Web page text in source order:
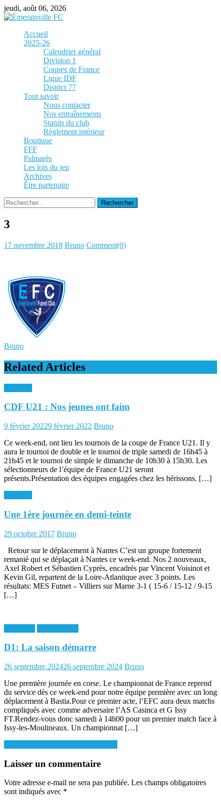
Skip
to
jeudi, août 06, 2026
Accueil
2025-26
Calendrier général
Division 1
Coupes de France
Ligue IDF
District 77
Tout savoir
Nous contacter
Nos entraînements
Statuts du club
Règlement intérieur
Boutique
FFF
Palmarès
Les lois du jeu
Archives
Être partenaire
Rechercher :
3
Posted
17 novembre 2018 Author
Bruno Comment(0)
Bruno
Related Articles
CDF U21 : Nos jeunes ont faim
Posted
9 février 20229 février 2022 Author
Bruno
Ce week-end, ont lieu les tournois de la coupe de France U21. Il y
aura le tournoi de double et le tournoi de triple samedi de 16h45 à
21h45 et le tournoi de simple le dimanche de 10h30 à 15h30. Les
sélectionneurs de l’équipe de France U21 seront
présents.Présentation des équipes engagées chez les hérissons. […]
Une 1ère journée en demi-teinte
Posted
29 octobre 2017 Author
Bruno
Retour sur le déplacement à Nantes C’est un groupe fortement
remanié qui se déplaçait à Nantes ce week-end. Nos 2 nouveaux,
Axel Robert et Sébastien Cyprès, encadrés par Vincent Voisinot et
Kevin Gil, repartent de la Loire-Atlantique avec 3 points. Les
résultats: MES Futnet – Villiers sur Marne 3-1 ( 15-6 / 15-12 / 9-15
[…]
D1: La saison démarre
Posted
26 septembre 202426 septembre 2024 Author
Bruno
Une première journée en corse. Le championnat de France reprend
du service dès ce week-end pour notre équipe première avec un long
déplacement à Bastia.Pour ce premier acte, l’EFC aura deux matchs
compliqués avec comme adversaire l’AS Casinca et G Issy
FT.Rendez-vous donc samedi à 14h00 pour un premier match face à
Issy-les-Moulineaux. Un championnat […]
Navigation
de
Laisser un commentaire
Votre adresse e-mail ne sera pas publiée. Les champs obligatoires
sont indiqués avec *